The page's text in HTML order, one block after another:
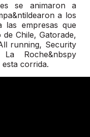
se animaron a
a los
las empresas que
Chile, Gatorade,
running, Security
Roche&nbspy
corrida.